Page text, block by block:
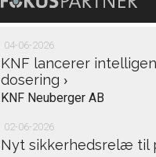
04-06-2026
KNF lancerer
dosering ›
KNF Neuberger AB
02-06-2026
Nyt sikkerhedsrelæ til